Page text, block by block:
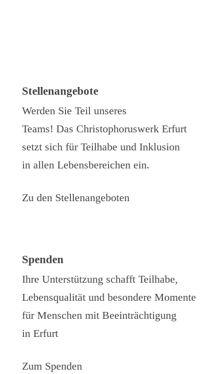
Stellenangebote
Werden Sie Teil unseres
Teams! Das Christophoruswerk Erfurt
setzt sich für Teilhabe und Inklusion
in allen Lebensbereichen ein.
Zu den Stellenangeboten
Spenden
Ihre Unterstützung schafft Teilhabe,
Lebensqualität und besondere Momente
für Menschen mit Beeinträchtigung
in Erfurt
Zum Spenden